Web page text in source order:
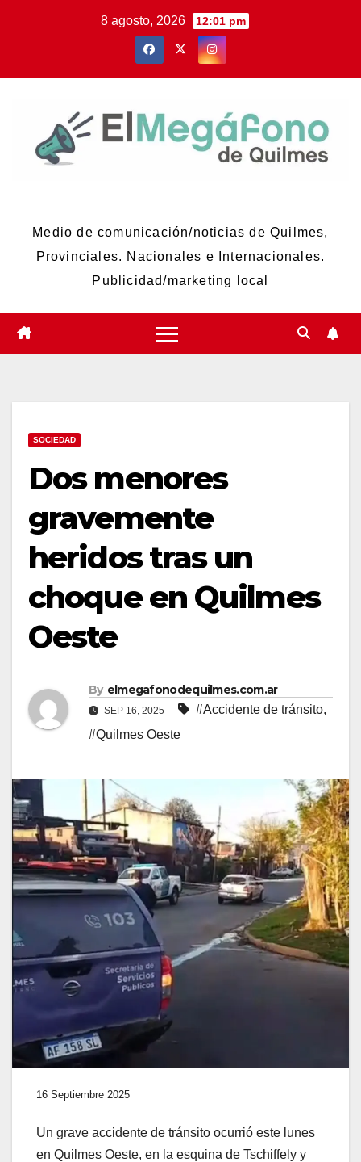
8 agosto, 2026 12:01 pm
Medio de comunicación/noticias de Quilmes,
Provinciales. Nacionales e Internacionales.
Publicidad/marketing local
SOCIEDAD
Dos menores
gravemente
heridos tras un
choque en Quilmes
Oeste
By elmegafonodequilmes.com.ar
SEP 16, 2025 #Accidente de tránsito,
#Quilmes Oeste
16 Septiembre 2025
Un grave accidente de tránsito ocurrió este lunes
en Quilmes Oeste, en la esquina de Tschiffely y